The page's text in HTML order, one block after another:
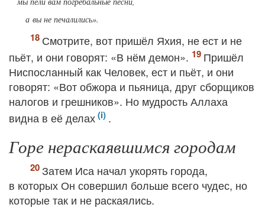
а вы не печалились».
Смотрите, вот пришёл Яхия, не ест и не
пьёт, и они говорят: «В нём демон».
Пришёл
Ниспосланный как Человек, ест и пьёт, и они
говорят: «Вот обжора и пьяница, друг сборщиков
налогов и грешников». Но мудрость Аллаха
видна в её делах
.
Горе нераскаявшимся городам
Затем Иса начал укорять города,
в которых Он совершил больше всего чудес, но
которые так и не раскаялись.